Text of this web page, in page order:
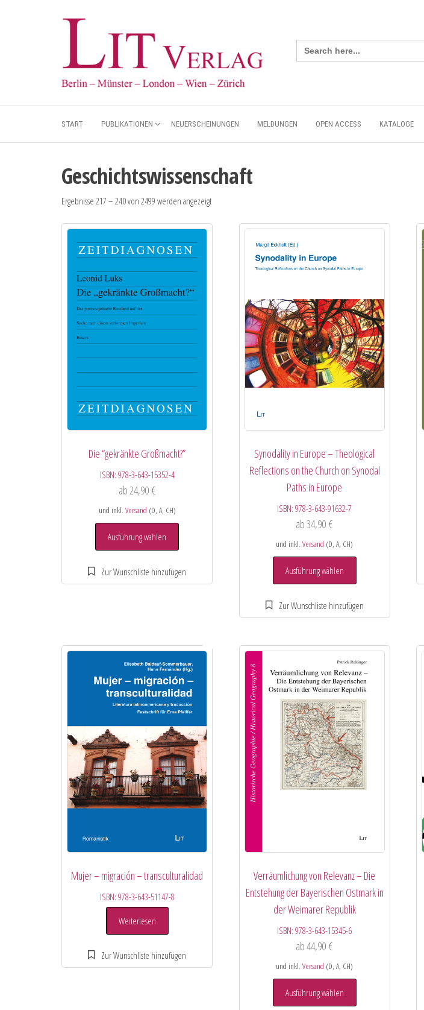
Search
for:
START PUBLIKATIONEN NEUERSCHEINUNGEN MELDUNGEN OPEN ACCESS KATALOGE
Geschichtswissenschaft
Ergebnisse 217 – 240 von 2499 werden angezeigt
Die “gekränkte Großmacht?”
ISBN: 978-3-643-15352-4
ab24,90 €
und inkl. Versand (D, A, CH)
Ausführung wählen
Synodality in Europe – Theological
Reflections on the Church on Synodal
Paths in Europe
ISBN:978-3-643-91632-7
ab34,90€
und inkl.Versand (D, A, CH)
Ausführung wählen
Mujer – migración – transculturalidad
ISBN: 978-3-643-51147-8
Weiterlesen
Verräumlichung von Relevanz – Die
Entstehung der Bayerischen Ostmark in
der Weimarer Republik
ISBN:978-3-643-15345-6
ab44,90€
und inkl.Versand (D, A, CH)
Ausführung wählen